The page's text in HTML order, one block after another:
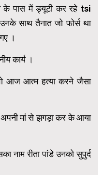
के पास में ड्यूटी कर रहे tsi
साथ तैनात जो फोर्स था
।
कार्य ।
आज आत्म हत्या करने जैसा
अपनी मां से झगड़ा कर के आया
नाम रीता पांडे उनको सुपुर्द